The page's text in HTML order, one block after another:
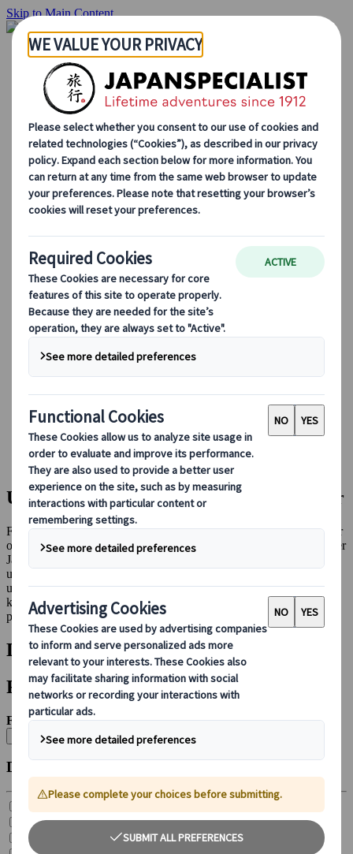
Skip to Main Content
Startside
Rejser
Individuelle rejser
Grupperejser
Kør-selv ferie
Udflugter
Skræddersyede grupperejser
Japan Rail Pass
Sådan arbejder vi
Om os
Vores team
Bliv en del af vores team
Sæsonbestemte rejsetips
Hovedattraktioner
Kulturelle indsigter
Kulinariske oplevelser
Opdag Japan i tog
Ofte stillede spørgsmål
Vigtige oplysninger
Etikette i Japan
Bilkørsel i Japan
Booking hos os
Japan Rail Pass
Indkvartering
Online rejserådgivning
Japanspecialist
Destinationer
Alle destinationer
Udforsk alle destinationer og attraktioner
Fra Tokyos travle gader til den rolige skønhed i Japans varme kilder
og naturskønne bjerge kan du gå på opdagelse i en udvalgt liste over
Japans mest ikoniske destinationer og skjulte perler. Vi har også
udvalgt nogle få internationale destinationer til dem, der ønsker at
udvide deres horisont. Uanset om du søger eventyr, afslapning eller
kulturel fordybelse, kan du finde alt, hvad du behøver for at
planlægge den perfekte rejse.
Destinationer
Filtre
Filtrer efter:
Ryd alle
Destinationstype
Varme kilder (
Skisportssteder (3)
Naturlige interessepunkter (20)